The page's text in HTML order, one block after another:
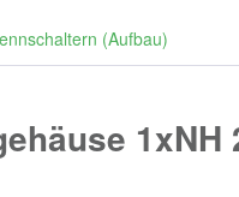
(Aufbau)
1xNH